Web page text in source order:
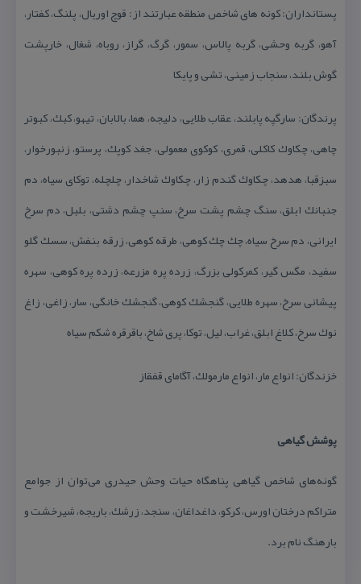
پستانداران: كونه های شاخص منطقه عبارتند از: قوچ اوریال، پلنگ، كفتار،
آهو، گربه‌ وحشی، گربه پالاس، سمور، گرگ، گراز، روباه، شغال، خارپشت
گوش بلند، سنجاب زمینی، تشی و پایكا
پرندگان: سارگپه پابلند، عقاب طلایی، دلیجه، هما، بالابان، تیهو، كبك، كبوتر
چاهی، چكاوك كاكلی، قمری، كوكوی معمولی، جغد كوپك، پرستو، زنبورخوار،
سبزقبا، هدهد، چكاوك گندم زار، چكاوك شاخدار، چلچله، توكای سیاه، دم
جنبانك ابلق، سنگ چشم پشت سرخ، سنپ چشم دشتی، بلبل، دم سرخ
ایرانی، دم سرخ سیاه، چك چك كوهی، طرقه كوهی، زرقه بنفش، سسك گلو
سفید، مگس گیر، كمركولی بزرگ، زرده پره مزرعه، زرده پره كوهی، سهره
پیشانی سرخ، سهره طلایی، گنجشك كوهی، گنجشك خانگی، سار، زاغی، زاغ
نوك سرخ، كلاغ ابلق، غراب، لیل، توكا، پری شاخ، باقرقره شكم سیاه
خزندگان: انواع مار، انواع مارمولك، آگامای قفقاز
پوشش گیاهی
گونه‌های شاخص گیاهی پناهگاه حیات وحش حیدری می‌توان از جوامع
متراكم درختان اورس، كركو، داغداغان، سنجد، زرشك، باریجه، شیرخشت و
بارهنگ نام برد.